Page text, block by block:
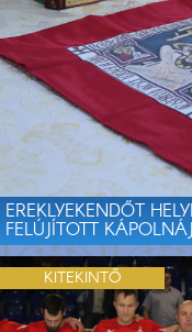
EREKLYEKENDŐT
FELÚJÍTOTT
KITEKINTŐ